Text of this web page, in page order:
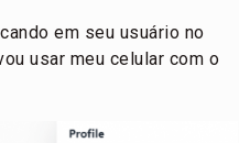
em seu usuário no
usar meu celular com o